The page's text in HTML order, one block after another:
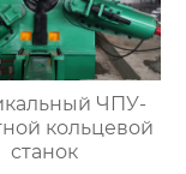
ЧПУ-
кольцевой
станок